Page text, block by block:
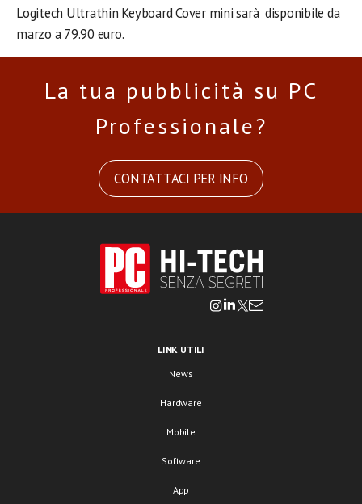
Logitech Ultrathin Keyboard Cover mini sarà disponibile da
marzo a 79.90 euro.
La tua pubblicità su PC
Professionale?
CONTATTACI PER INFO
LINK UTILI
News
Hardware
Mobile
Software
App